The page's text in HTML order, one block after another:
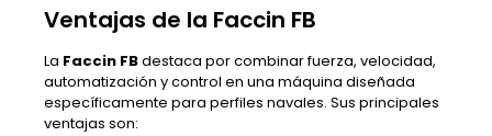
Ventajas de la Faccin FB
La Faccin FBdestaca por combinar fuerza, velocidad,
automatización y control en una máquina diseñada
específicamente para perfiles navales. Sus principales
ventajas son: